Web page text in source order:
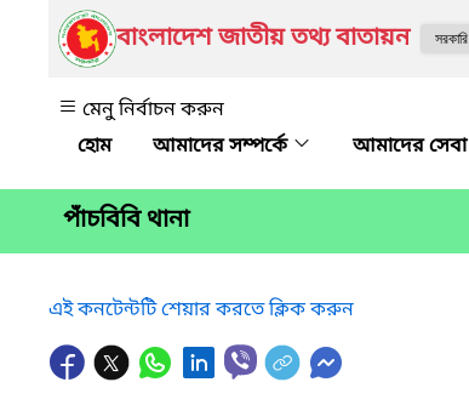
বাংলাদেশ জাতীয় তথ্য বাতায়ন
মেনু নির্বাচন করুন
আমাদের সম্পর্কে
আমাদের সেবা
পাঁচবিবি থানা
এই কনটেন্টটি শেয়ার করতে ক্লিক করুন